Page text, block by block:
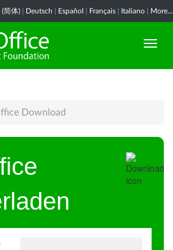
(简体) Deutsch Español Français Italiano More...
Download